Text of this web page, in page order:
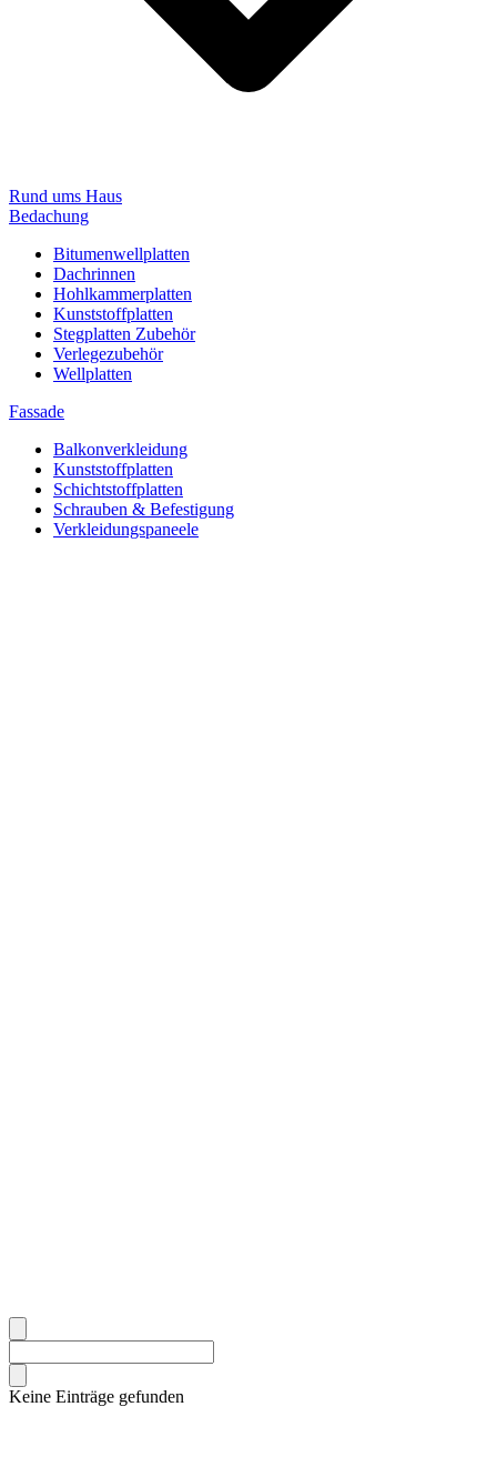
Rund ums Haus
Bedachung
Bitumenwellplatten
Dachrinnen
Hohlkammerplatten
Kunststoffplatten
Stegplatten Zubehör
Verlegezubehör
Wellplatten
Fassade
Balkonverkleidung
Kunststoffplatten
Schichtstoffplatten
Schrauben & Befestigung
Verkleidungspaneele
Keine Einträge gefunden